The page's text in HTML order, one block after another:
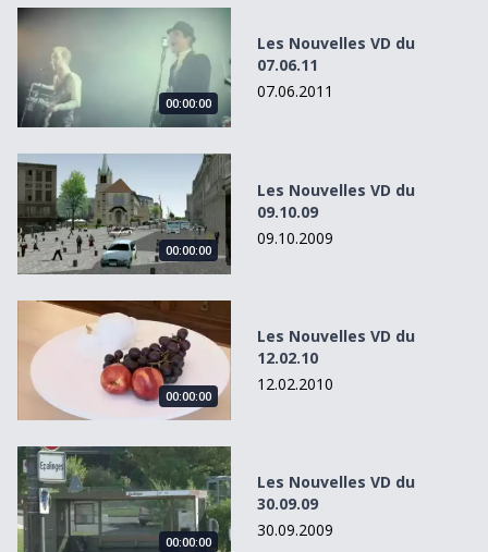
Les Nouvelles VD du 07.06.11
00:00:00
Les Nouvelles VD du
07.06.11
07.06.2011
Les Nouvelles VD du 09.10.09
00:00:00
Les Nouvelles VD du
09.10.09
09.10.2009
Les Nouvelles VD du 12.02.10
00:00:00
Les Nouvelles VD du
12.02.10
12.02.2010
Les Nouvelles VD du 30.09.09
00:00:00
Les Nouvelles VD du
30.09.09
30.09.2009